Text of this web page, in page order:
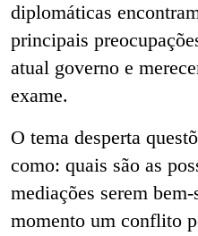
diplomáticas
principais
atual governo e
exame.
O tema desperta
como: quais são as
mediações serem
momento um conflito